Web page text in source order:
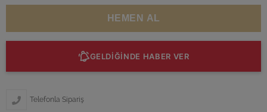
GELDİĞİNDE HABER VER
Telefonla Sipariş